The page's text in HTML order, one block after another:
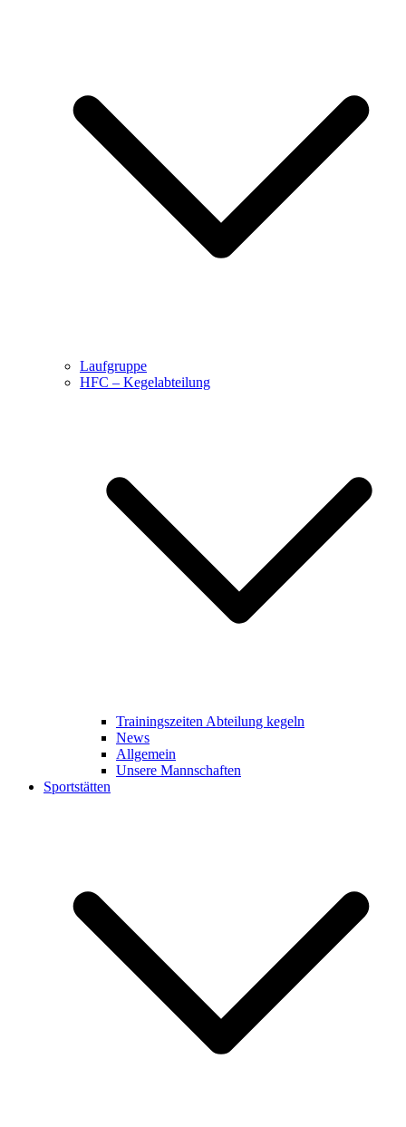
Laufgruppe
HFC – Kegelabteilung
Trainingszeiten Abteilung kegeln
News
Allgemein
Unsere Mannschaften
Sportstätten